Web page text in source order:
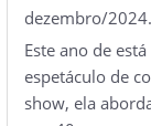
dezembro/2024.
Este ano de
espetáculo de
show, ela